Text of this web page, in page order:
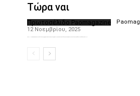
Τώρα ναι
Πρωτοσέλιδο Paomagazine
12 Νοεμβρίου, 2025